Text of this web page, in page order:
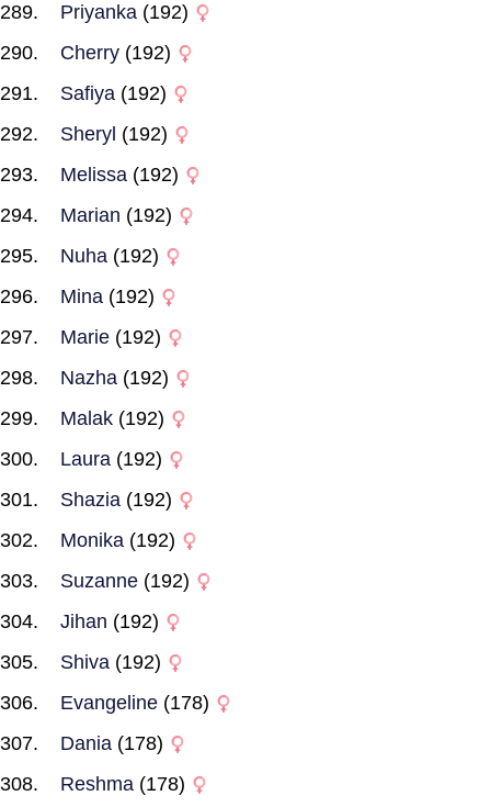
Priyanka (192)
Cherry (192)
Safiya (192)
Sheryl (192)
Melissa (192)
Marian (192)
Nuha (192)
Mina (192)
Marie (192)
Nazha (192)
Malak (192)
Laura (192)
Shazia (192)
Monika (192)
Suzanne (192)
Jihan (192)
Shiva (192)
Evangeline (178)
Dania (178)
Reshma (178)